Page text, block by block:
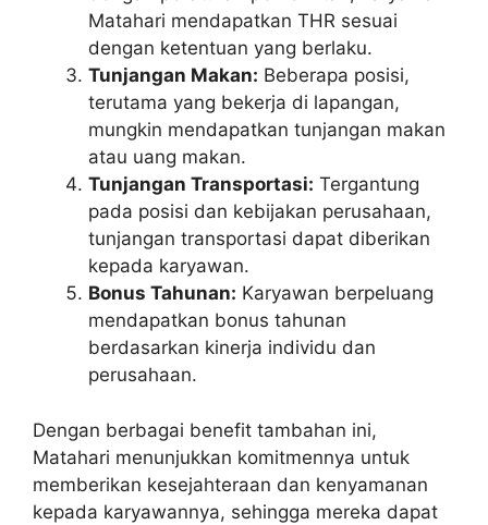
Matahari mendapatkan THR sesuai
dengan ketentuan yang berlaku.
Tunjangan Makan: Beberapa posisi,
terutama yang bekerja di lapangan,
mungkin mendapatkan tunjangan makan
atau uang makan.
Tunjangan Transportasi: Tergantung
pada posisi dan kebijakan perusahaan,
tunjangan transportasi dapat diberikan
kepada karyawan.
Bonus Tahunan: Karyawan berpeluang
mendapatkan bonus tahunan
berdasarkan kinerja individu dan
perusahaan.
Dengan berbagai benefit tambahan ini,
Matahari menunjukkan komitmennya untuk
memberikan kesejahteraan dan kenyamanan
kepada karyawannya, sehingga mereka dapat